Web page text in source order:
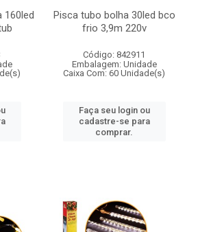
160led
Pisca tubo bolha 30led bco
frio 3,9m 220v
Código: 842911
Embalagem: Unidade
Caixa Com: 60 Unidade(s)
Faça seu login ou
cadastre-se para
comprar.